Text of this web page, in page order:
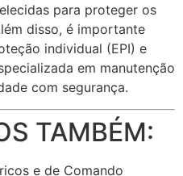
para proteger os
disso, é importante
individual (EPI) e
em manutenção
com segurança.
TAMBÉM:
e de Comando